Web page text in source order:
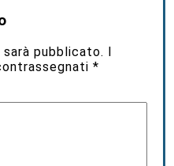
pubblicato. I
*